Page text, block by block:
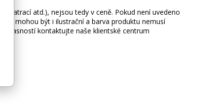
atd.), nejsou tedy v ceně. Pokud není uvedeno
mohou být i ilustrační a barva produktu nemusí
kontaktujte naše klientské centrum